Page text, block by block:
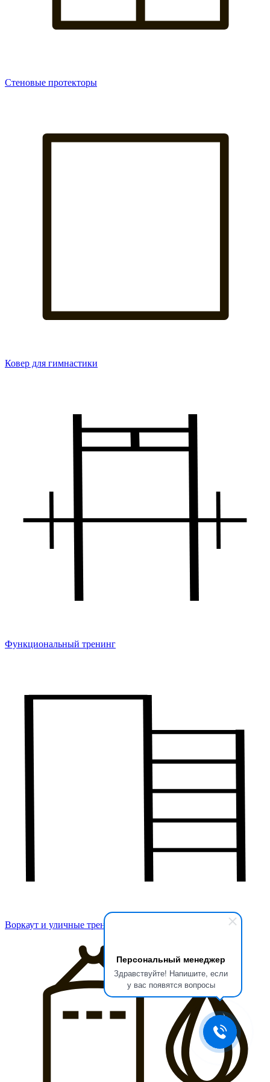
Персональный менеджер
Здравствуйте! Напишите, если
у вас появятся вопросы
Стеновые протекторы
Ковер для гимнастики
Функциональный тренинг
Воркаут и уличные тренажеры